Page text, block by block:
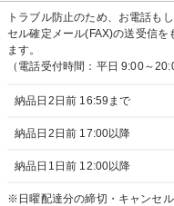
トラブル防止のため、お電話も
セル確定メール(FAX)の送受信
ます。
（電話受付時間：平日 9:00～
納品日2日前 16:59まで
納品日2日前 17:00以降
納品日1日前 12:00以降
※日曜配達分の締切・キャンセル